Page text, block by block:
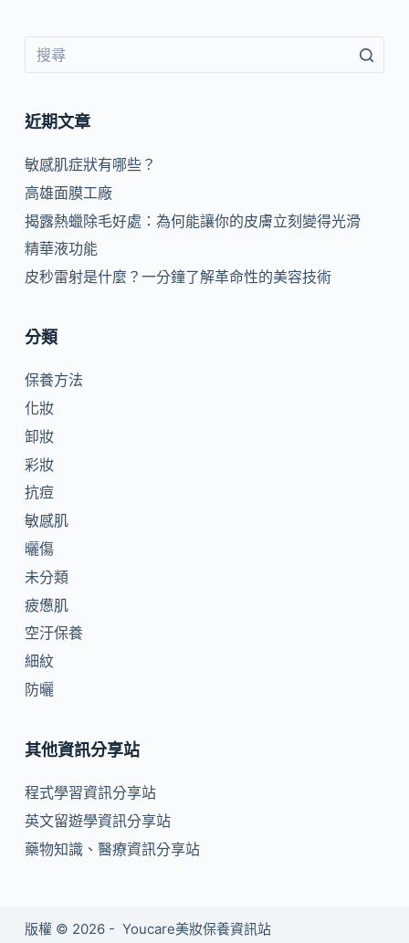
近期文章
敏感肌症狀有哪些？
高雄面膜工廠
揭露熱蠟除毛好處：為何能讓你的皮膚立刻變得光滑
精華液功能
皮秒雷射是什麼？一分鐘了解革命性的美容技術
分類
保養方法
化妝
卸妝
彩妝
抗痘
敏感肌
曬傷
未分類
疲憊肌
空汙保養
細紋
防曬
其他資訊分享站
程式學習資訊分享站
英文留遊學資訊分享站
藥物知識、醫療資訊分享站
版權 © 2026 - Youcare美妝保養資訊站